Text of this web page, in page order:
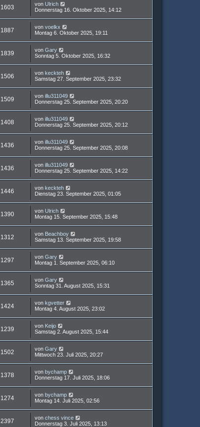
1603 von Ulrich
Donnerstag 16. Oktober 2025, 14:12
1887 von voelkx
Montag 6. Oktober 2025, 19:11
1839 von Gary
Sonntag 5. Oktober 2025, 16:32
1506 von keckteh
Samstag 27. September 2025, 23:32
1509 von illu311049
Donnerstag 25. September 2025, 20:20
1408 von illu311049
Donnerstag 25. September 2025, 20:12
1436 von illu311049
Donnerstag 25. September 2025, 20:08
1436 von illu311049
Donnerstag 25. September 2025, 14:22
1446 von keckteh
Dienstag 23. September 2025, 01:05
1390 von Ulrich
Montag 15. September 2025, 15:48
1312 von Beachboy
Samstag 13. September 2025, 19:58
1297 von Gary
Montag 1. September 2025, 06:10
1365 von Gary
Sonntag 31. August 2025, 15:31
1424 von kgvetter
Montag 4. August 2025, 23:02
1239 von Keijo
Samstag 2. August 2025, 15:44
1502 von Gary
Mittwoch 23. Juli 2025, 20:27
1378 von bychamp
Donnerstag 17. Juli 2025, 18:06
1274 von bychamp
Montag 14. Juli 2025, 02:56
2397 von chess vince
Donnerstag 3. Juli 2025, 13:13